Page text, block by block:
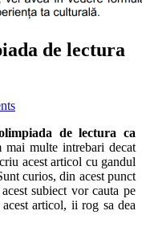
de lectura
de lectura ca
multe intrebari decat
acest articol cu gandul
curios, din acest punct
subiect vor cauta pe
articol, ii rog sa dea